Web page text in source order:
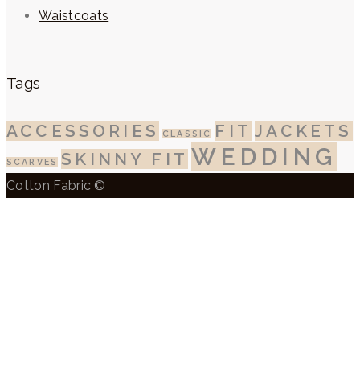
Waistcoats
Tags
ACCESSORIES CLASSIC FIT JACKETS
SCARVES SKINNY FIT WEDDING
Cotton Fabric ©